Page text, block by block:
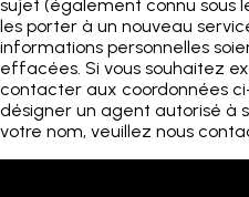
sujet (également connu sous
les porter à un nouveau
informations personnelles
effacées. Si vous souhaitez
contacter aux coordonnées
désigner un agent autorisé à
votre nom, veuillez nous